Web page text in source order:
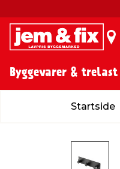
Byggevarer & trelast
Huset
Startside